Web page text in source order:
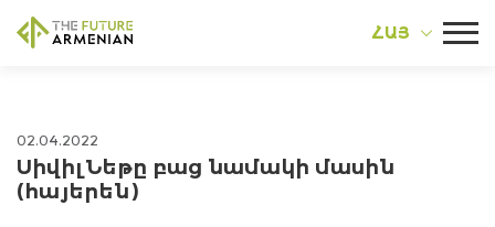
ՀԱՅ
02.04.2022
ՍիվիլՆեթը բաց նամակի մասին
(հայերեն)